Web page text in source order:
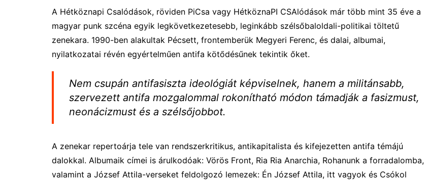
A Hétköznapi Csalódások, röviden PiCsa vagy HétköznaPI CSAlódások már több mint 35 éve a
magyar punk szcéna egyik legkövetkezetesebb, leginkább szélsőbaloldali-politikai töltetű
zenekara. 1990-ben alakultak Pécsett, frontemberük Megyeri Ferenc, és dalai, albumai,
nyilatkozatai révén egyértelműen antifa kötődésűnek tekintik őket.
Nem csupán antifasiszta ideológiát képviselnek, hanem a militánsabb,
szervezett antifa mozgalommal rokonítható módon támadják a fasizmust,
neonácizmust és a szélsőjobbot.
A zenekar repertoárja tele van rendszerkritikus, antikapitalista és kifejezetten antifa témájú
dalokkal. Albumaik címei is árulkodóak: Vörös Front, Ria Ria Anarchia, Rohanunk a forradalomba,
valamint a József Attila-verseket feldolgozó lemezek: Én József Attila, itt vagyok és Csókol